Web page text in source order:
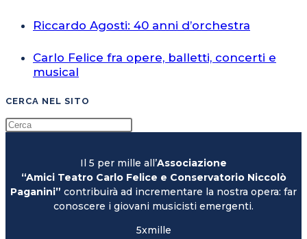
Riccardo Agosti: 40 anni d’orchestra
Carlo Felice fra opere, balletti, concerti e
musical
CERCA NEL SITO
Il 5 per mille all’Associazione
“Amici Teatro Carlo Felice e Conservatorio Niccolò
Paganini” contribuirà ad incrementare la nostra opera: far
conoscere i giovani musicisti emergenti.
5xmille